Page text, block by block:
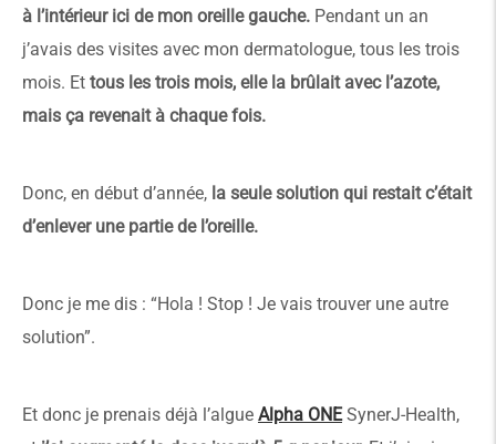
à l’intérieur ici de mon oreille gauche. Pendant un an
j’avais des visites avec mon dermatologue, tous les trois
mois. Et tous les trois mois, elle la brûlait avec l’azote,
mais ça revenait à chaque fois.
Donc, en début d’année, la seule solution qui restait c’était
d’enlever une partie de l’oreille.
Donc je me dis : “Hola ! Stop ! Je vais trouver une autre
solution”.
Et donc je prenais déjà l’algue Alpha ONESynerJ-Health,